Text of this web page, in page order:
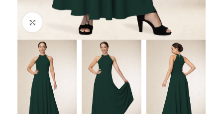
Click to enlarge